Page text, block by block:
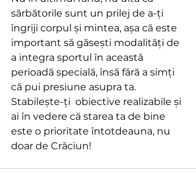
sărbătorile sunt un prilej de a-ți
îngriji corpul și mintea, așa că este
important să găsești modalități de
a integra sportul în această
perioadă specială, însă fără a simți
că pui presiune asupra ta.
Stabilește-ți  obiective realizabile și
ai în vedere că starea ta de bine
este o prioritate întotdeauna, nu
doar de Crăciun!